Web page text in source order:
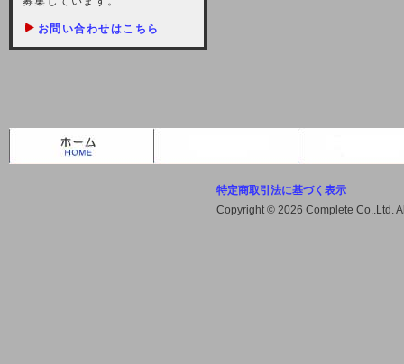
2021/10/7に起きました地震によ
不安定な状況もあります。会員様に
は、ご不便をお掛けしますが宜しく
お問い合わせはこちら
特定商取引法に基づく表示
Copyright © 2026 Complete Co..Ltd.